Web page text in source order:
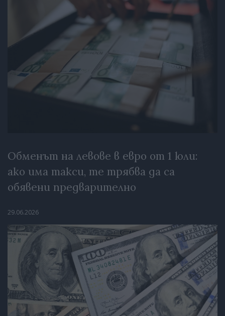
Обменът на левове в евро от 1 юли:
ако има такси, те трябва да са
обявени предварително
29.06.2026